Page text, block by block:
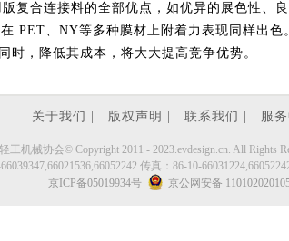
复合连接料的全部优点，如优异的展色性、
PET、 NY等多种膜材上附着力表现同样出色
时，降低其成本，将大大提高竞争优势。
关于我们 | 版权声明 | 联系我们 | 服
工机械协会© Copyright 2011 - 2023.evdesign.cn. All Rights
传真：86-10-
京ICP备05019934号
京公网安备